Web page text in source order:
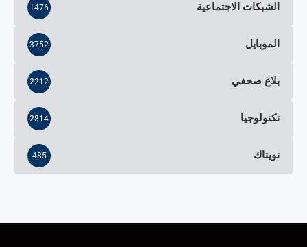
الشبكات الاجتماعية 1476
الموبايل 3752
بلاغ صحفي 2212
تكنولوجيا 2814
تويتاك 485